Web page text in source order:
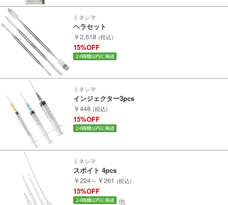
レビューについて
© 2026 Mid Japan, Inc.
ミネシマ
ヘラセット
￥2,618 (税込)
15%OFF
ミネシマ
インジェクター3pcs
￥448 (税込)
15%OFF
ミネシマ
スポイト 4pcs
￥224～￥261 (税込)
15%OFF
他